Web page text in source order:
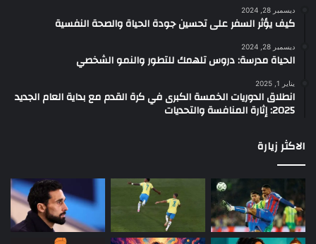
ديسمبر 28, 2024
كيف يؤثر السفر على تحسين جودة الحياة والصحة النفسية
ديسمبر 28, 2024
الحياة مدرسة: دروس تلهمك للتطور والنمو الشخصي
يناير 1, 2025
انطلاق الدوريات الخمسة الكبرى في كرة القدم مع بداية العام الجديد
2025: إثارة المنافسة والتحديات
الاكثر زيارة